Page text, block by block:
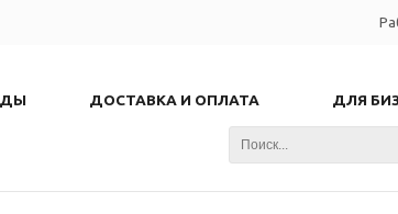
ДОСТАВКА И ОПЛАТА ДЛЯ